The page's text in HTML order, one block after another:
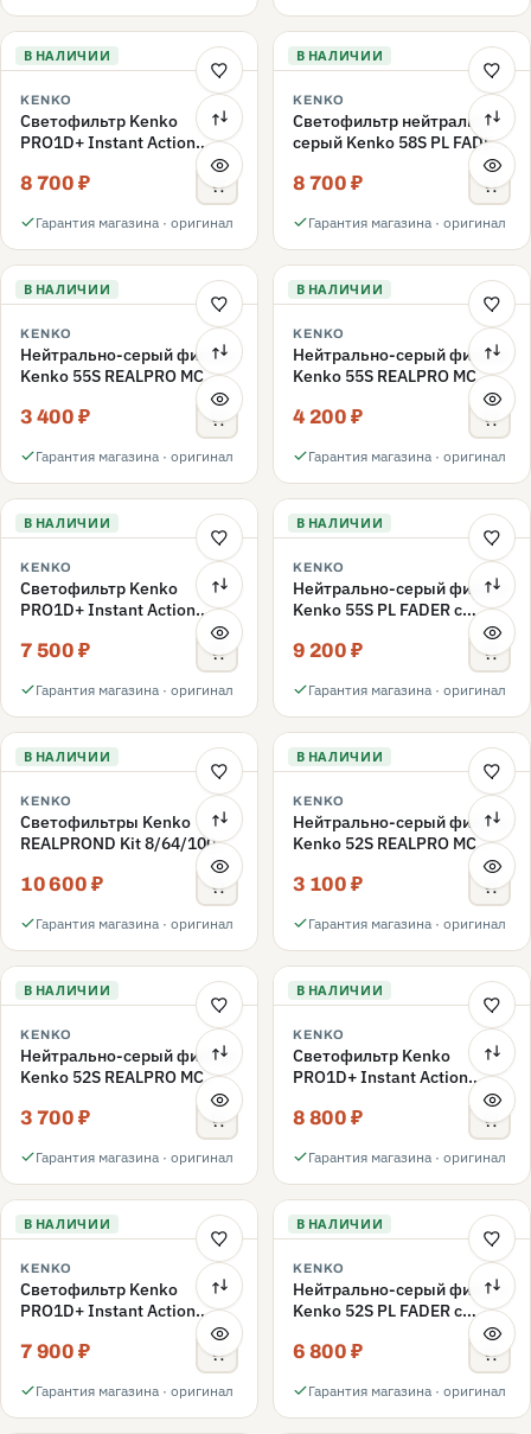
В НАЛИЧИИ
KENKO
Светофильтр Kenko
PRO1D+ Instant Action
Variable NDX3-450+C-PL
переменной плотности
8 700 ₽
Гарантия магазина · оригинал
В НАЛИЧИИ
KENKO
Светофильтр нейтрально-
серый Kenko 58S PL FADER
с переменной плотностью
ND3-ND400 58mm
8 700 ₽
Гарантия магазина · оригинал
В НАЛИЧИИ
KENKO
Нейтрально-серый фильтр
Kenko 55S REALPRO MC
3 400 ₽
Гарантия магазина · оригинал
В НАЛИЧИИ
KENKO
Нейтрально-серый фильтр
Kenko 55S REALPRO MC
4 200 ₽
Гарантия магазина · оригинал
В НАЛИЧИИ
KENKO
Светофильтр Kenko
PRO1D+ Instant Action
Variable NDX3-450+C-PLS
переменной плотности
7 500 ₽
Гарантия магазина · оригинал
В НАЛИЧИИ
KENKO
Нейтрально-серый фильтр
Kenko 55S PL FADER с
переменной плотностью
ND3-ND400 55mm
9 200 ₽
Гарантия магазина · оригинал
В НАЛИЧИИ
KENKO
Светофильтры Kenko
REALPROND Kit 8/64/1000
10 600 ₽
Гарантия магазина · оригинал
В НАЛИЧИИ
KENKO
Нейтрально-серый фильтр
Kenko 52S REALPRO MC
3 100 ₽
Гарантия магазина · оригинал
В НАЛИЧИИ
KENKO
Нейтрально-серый фильтр
Kenko 52S REALPRO MC
3 700 ₽
Гарантия магазина · оригинал
В НАЛИЧИИ
KENKO
Светофильтр Kenko
PRO1D+ Instant Action
Variable NDX3-450+C-PLS
переменной плотности
8 800 ₽
Гарантия магазина · оригинал
В НАЛИЧИИ
KENKO
Светофильтр Kenko
PRO1D+ Instant Action
Variable NDX3-450+C-PL
переменной плотности
7 900 ₽
Гарантия магазина · оригинал
В НАЛИЧИИ
KENKO
Нейтрально-серый фильтр
Kenko 52S PL FADER с
переменной плотностью
ND3-ND400 52mm
6 800 ₽
Гарантия магазина · оригинал